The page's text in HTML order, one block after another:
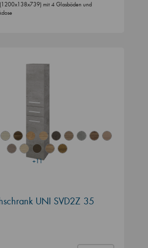
mit 4 Glasböden und
+11
UNI SVD2Z 35